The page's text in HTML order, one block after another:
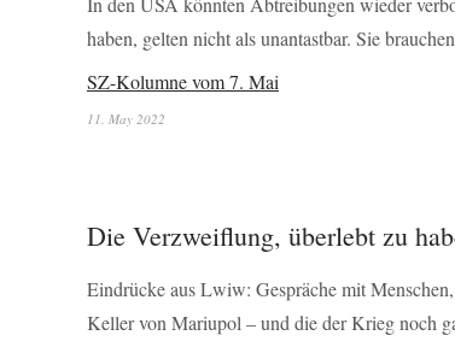
haben, gelten nicht als unantastbar. Sie
SZ-Kolumne vom 7. Mai
11. May 2022
Die Verzweiflung, überlebt zu
Eindrücke aus Lwiw: Gespräche mit
Keller von Mariupol – und die der Krieg noch